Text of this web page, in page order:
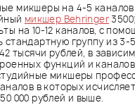
микшеры на 4-5 каналов
микшер Behringer
на 10-12 каналов, с
стандартную группу из 3-
тысячи рублей, в
функций и
микшеры
в которых
000 рублей и выше.